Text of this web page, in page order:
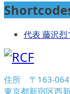
代表 藤沢
住所 〒163-
東京都新宿区西